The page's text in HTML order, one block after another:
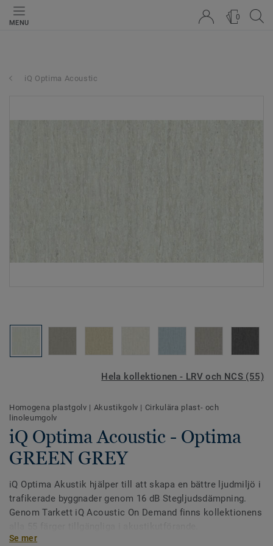
MENU
0
iQ Optima Acoustic
Hela kollektionen - LRV och NCS (55)
Homogena plastgolv | Akustikgolv | Cirkulära plast- och
linoleumgolv
iQ Optima Acoustic - Optima
GREEN GREY
iQ Optima Akustik hjälper till att skapa en bättre ljudmiljö i
trafikerade byggnader genom 16 dB Stegljudsdämpning.
Genom Tarkett iQ Acoustic On Demand finns kollektionens
Se mer